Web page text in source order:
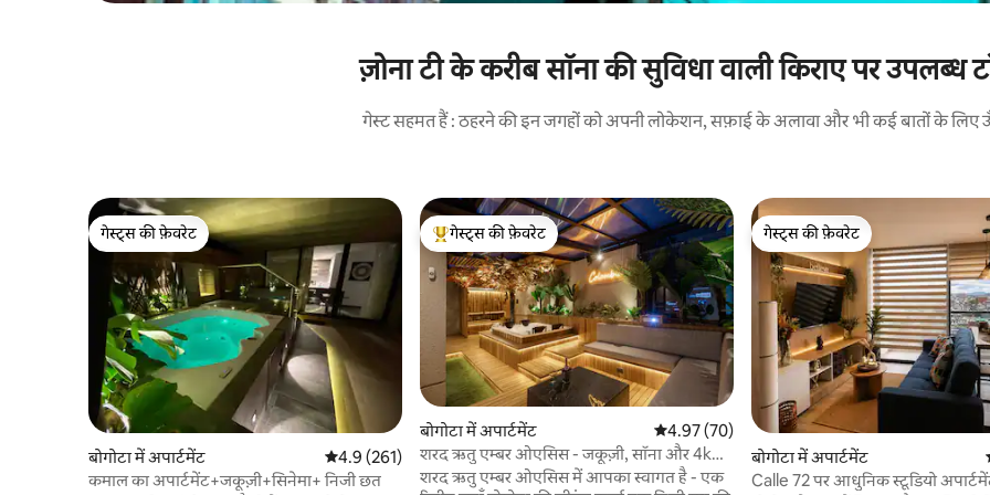
ज़ोना टी के करीब सॉना की सुविधा वाली किराए पर उपलब्ध
गेस्ट सहमत हैं : ठहरने की इन जगहों को अपनी लोकेशन, सफ़ाई के अलावा और भी कई बातों के लिए
गेस्ट्स की फ़ेवरेट
गेस्ट्स की फ़ेवरेट
बोगोटा में अपार्टमेंट औसत रेटिंग 5 में से 4.9, 261 समीक्षाएँ
4.9 (261)
कमाल का अपार्टमेंट+जकूज़ी+सिनेमा+ निजी छत
गेस्ट्स का टॉप फ़ेवरेट
गेस्ट्स की फ़ेवरेट
बोगोटा में अपार्टमेंट औसत रेटिंग 5 में से 4.97, 70 समीक्षाएँ
4.97 (70)
शरद ऋतु एम्बर ओएसिस - जकूज़ी, सॉना और 4k
थिएटर
शरद ऋतु एम्बर ओएसिस में आपका स्वागत है - एक
गेस्ट्स की फ़ेवरेट
गेस्ट्स की फ़ेवरेट
बोगोटा में अपार्टमेंट
Calle 72 पर आधुनिक स्टूडियो